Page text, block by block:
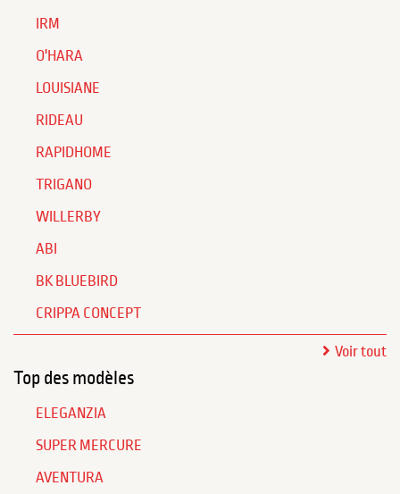
IRM
O'HARA
LOUISIANE
RIDEAU
RAPIDHOME
TRIGANO
WILLERBY
ABI
BK BLUEBIRD
CRIPPA CONCEPT
Voir tout
Top des modèles
ELEGANZIA
SUPER MERCURE
AVENTURA